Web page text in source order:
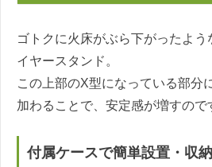
ゴトクに火床がぶら下がったよ
イヤースタンド。
この上部のX型になっている部分
加わることで、安定感が増すので
付属ケースで簡単設置・収納